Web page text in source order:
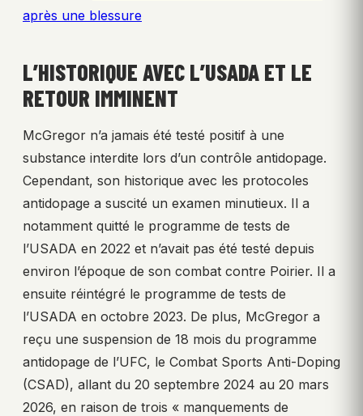
après une blessure
L’HISTORIQUE AVEC L’USADA ET LE
RETOUR IMMINENT
McGregor n’a jamais été testé positif à une
substance interdite lors d’un contrôle antidopage.
Cependant, son historique avec les protocoles
antidopage a suscité un examen minutieux. Il a
notamment quitté le programme de tests de
l’USADA en 2022 et n’avait pas été testé depuis
environ l’époque de son combat contre Poirier. Il a
ensuite réintégré le programme de tests de
l’USADA en octobre 2023. De plus, McGregor a
reçu une suspension de 18 mois du programme
antidopage de l’UFC, le Combat Sports Anti-Doping
(CSAD), allant du 20 septembre 2024 au 20 mars
2026, en raison de trois « manquements de